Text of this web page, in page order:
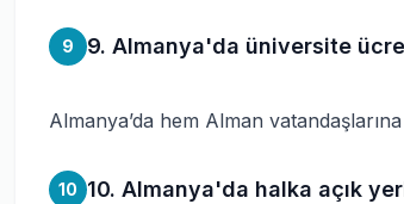
9 9. Almanya'da üniversite
Almanya’da hem Alman
10 10. Almanya'da halka açık